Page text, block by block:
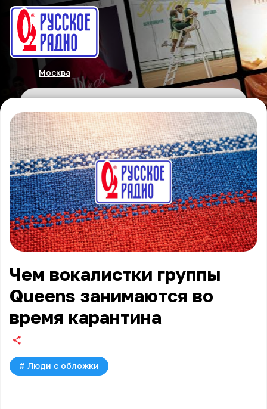
Москва
Чем вокалистки группы
Queens занимаются во
время карантина
# Люди с обложки